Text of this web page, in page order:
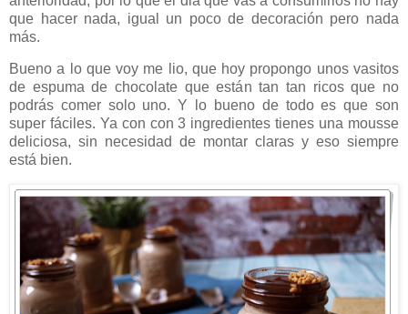
que hacer nada, igual un poco de decoración pero nada
más.
Bueno a lo que voy me lio, que hoy propongo unos vasitos
de espuma de chocolate que están tan tan ricos que no
podrás comer solo uno. Y lo bueno de todo es que son
super fáciles. Ya con con 3 ingredientes tienes una mousse
deliciosa, sin necesidad de montar claras y eso siempre
está bien.